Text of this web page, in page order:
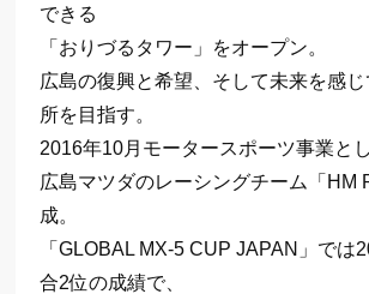
できる
「おりづるタワー」をオープン。
広島の復興と希望、そして未来を感
所を目指す。
2016年10月モータースポーツ事業とし
広島マツダのレーシングチーム「HM
成。
「GLOBAL MX-5 CUP JAPAN」では
合2位の成績で、